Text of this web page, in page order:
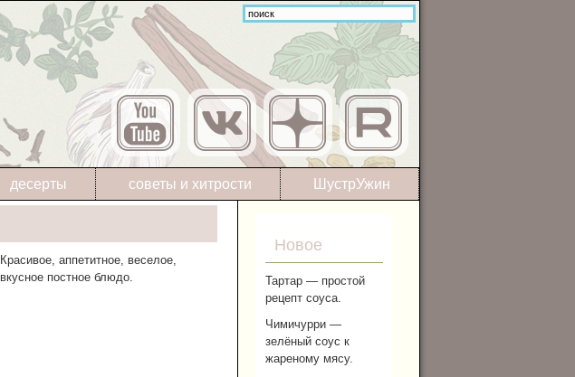
ШустрУжин
советы и хитрости
десерты
Новое
Тартар — простой
рецепт соуса.
Чимичурри —
зелёный соус к
жареному мясу.
Красивое, аппетитное, веселое,
вкусное постное блюдо.